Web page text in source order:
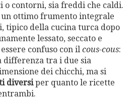
contorni, sia freddi che caldi.
ottimo frumento integrale
tipico della cucina turca dopo
lessato, seccato e
confuso con il cous-cous:
differenza tra i due sia
dei chicchi, ma si
diversiper quanto le ricette